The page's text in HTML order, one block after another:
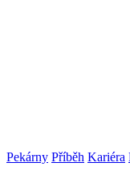
Pekárny Příběh Kariéra